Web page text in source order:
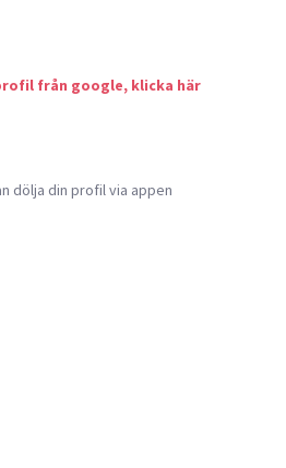
från google, klicka här
dölja din profil via appen